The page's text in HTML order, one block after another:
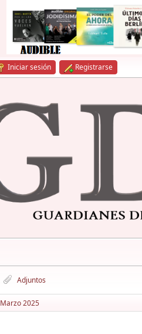
Iniciar sesión Registrarse
Adjuntos
Marzo 2025